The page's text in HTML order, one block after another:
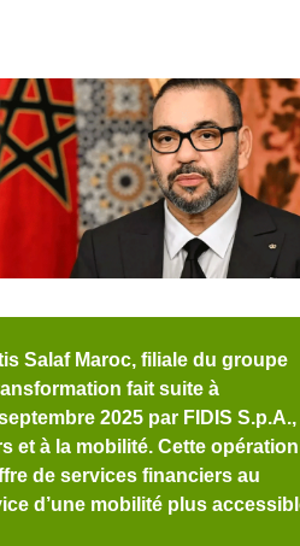
Salaf Maroc, filiale du groupe
fait suite à
2025 par FIDIS S.p.A.,
et à la mobilité. Cette opération
de services financiers au
d’une mobilité plus